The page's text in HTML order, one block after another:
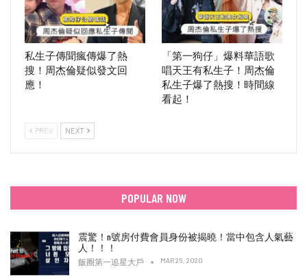
私生子傳聞瘋傳爆了熱
搜！周杰倫疑似發文回
應！
「第一狗仔」爆料華語歌
唱天王有私生子！周杰倫
私生子爆了熱搜！時間線
看起！
PREV NEXT
POPULAR NOW
震驚！n號房付費會員身份被揭曉！當中包含人氣藝
人！！！
飯圈第一追星大戶 MAR 25, 2020